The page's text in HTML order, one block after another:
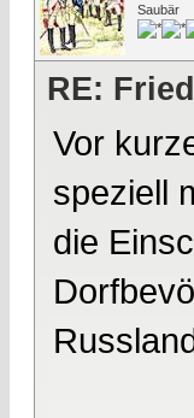
Saubär
RE:
Vor
speziell
die